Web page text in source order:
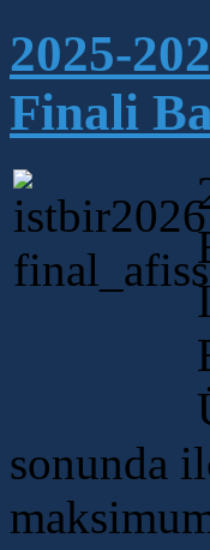
2025-
Finali
sonunda